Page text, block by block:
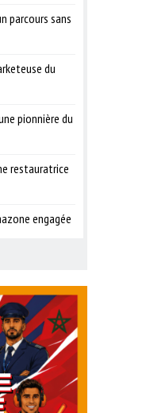
parcours sans
du
pionnière du
restauratrice
engagée